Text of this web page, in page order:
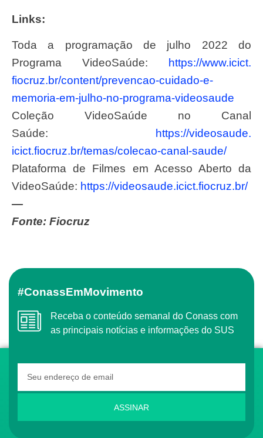
Links:
Toda a programação de julho 2022 do
Programa VideoSaúde:
https://www.icict.
fiocruz.br/content/prevencao-cuidado-e-
memoria-em-julho-no-programa-videosaude
Coleção VideoSaúde no Canal
Saúde:
https://videosaude.
icict.fiocruz.br/temas/colecao-canal-saude/
Plataforma de Filmes em Acesso Aberto da
VideoSaúde: https://videosaude.icict.fiocruz.br/
—
Fonte: Fiocruz
#ConassEmMovimento
Receba o conteúdo semanal do Conass com
as principais notícias e informações do SUS
ASSINAR